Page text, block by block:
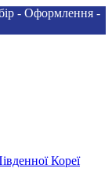
- Оформлення -
Кореї